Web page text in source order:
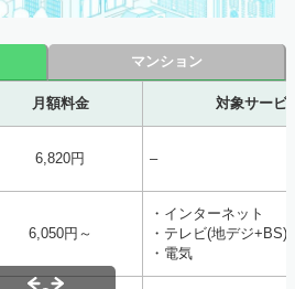
マンション
月額料金 対象サービ
6,820円 –
6,050円～
・インターネット
・テレビ(地デジ+BS)
・電気